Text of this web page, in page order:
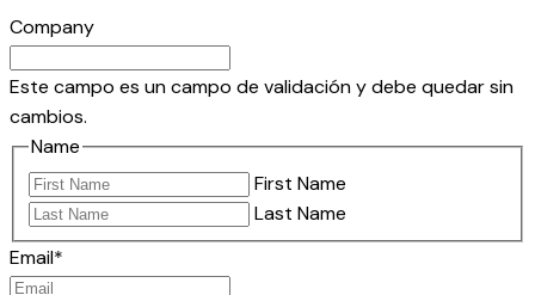
i
s
t
i
a
d
e
Company
Este campo es un campo de validación y debe quedar sin
cambios.
Name
First Name
Last Name
Email*